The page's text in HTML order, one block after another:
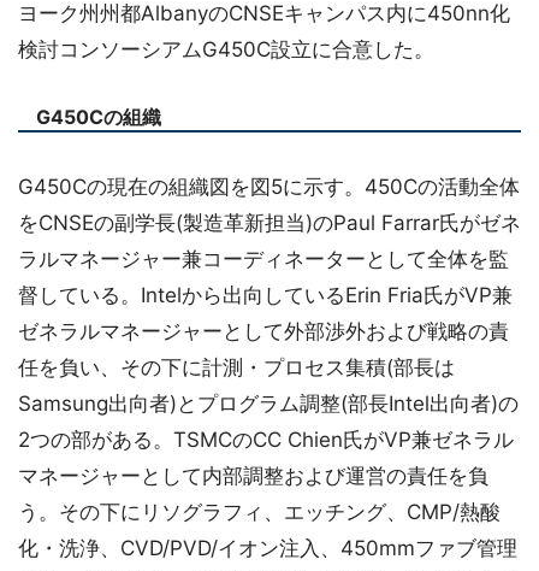
ヨーク州州都AlbanyのCNSEキャンパス内に450nn化
検討コンソーシアムG450C設立に合意した。
G450Cの組織
G450Cの現在の組織図を図5に示す。450Cの活動全体
をCNSEの副学長(製造革新担当)のPaul Farrar氏がゼネ
ラルマネージャー兼コーディネーターとして全体を監
督している。Intelから出向しているErin Fria氏がVP兼
ゼネラルマネージャーとして外部渉外および戦略の責
任を負い、その下に計測・プロセス集積(部長は
Samsung出向者)とプログラム調整(部長Intel出向者)の
2つの部がある。TSMCのCC Chien氏がVP兼ゼネラル
マネージャーとして内部調整および運営の責任を負
う。その下にリソグラフィ、エッチング、CMP/熱酸
化・洗浄、CVD/PVD/イオン注入、450mmファブ管理